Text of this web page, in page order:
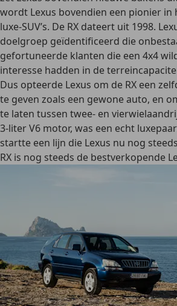
wordt Lexus bovendien een pionier in
luxe-SUV’s. De RX dateert uit 1998.
doelgroep geïdentificeerd die
gefortuneerde klanten die een 4x4
interesse hadden in de
Dus opteerde Lexus om de RX een
te geven zoals een gewone auto, en
te laten tussen twee- en
3-liter V6 motor, was een echt
startte een lijn die Lexus nu nog
RX is nog steeds de bestverkopende